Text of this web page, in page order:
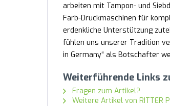
arbeiten mit Tampon- und
Farb-Druckmaschinen für
erdenkliche Unterstützung
fühlen uns unserer Tradition
in Germany“ als Botschafter
Weiterführende Links
Fragen zum Artikel?
Weitere Artikel von RITTER